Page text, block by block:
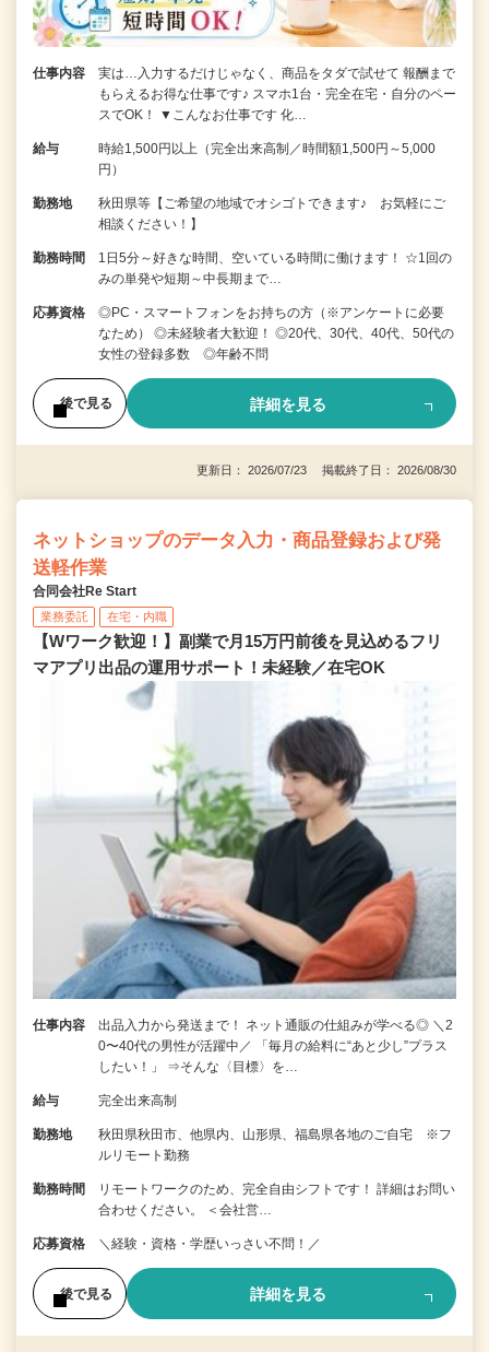
仕事内容
実は…入力するだけじゃなく、商品をタダで試せて 報酬まで
もらえるお得な仕事です♪ スマホ1台・完全在宅・自分のペー
スでOK！ ▼こんなお仕事です 化…
給与
時給1,500円以上（完全出来高制／時間額1,500円～5,000
円）
勤務地
秋田県等【ご希望の地域でオシゴトできます♪ お気軽にご
相談ください！】
勤務時間
1日5分～好きな時間、空いている時間に働けます！ ☆1回の
みの単発や短期～中長期まで…
応募資格
◎PC・スマートフォンをお持ちの方（※アンケートに必要
なため） ◎未経験者大歓迎！ ◎20代、30代、40代、50代の
女性の登録多数 ◎年齢不問
後で見る 詳細を見る
更新日： 2026/07/23 掲載終了日： 2026/08/30
ネットショップのデータ入力・商品登録および発
送軽作業
合同会社Re Start
業務委託 在宅・内職
【Wワーク歓迎！】副業で月15万円前後を見込めるフリ
マアプリ出品の運用サポート！未経験／在宅OK
仕事内容
出品入力から発送まで！ ネット通販の仕組みが学べる◎ ＼2
0〜40代の男性が活躍中／ 「毎月の給料に“あと少し”プラス
したい！」 ⇒そんな〈目標〉を…
給与 完全出来高制
勤務地
秋田県秋田市、他県内、山形県、福島県各地のご自宅 ※フ
ルリモート勤務
勤務時間
リモートワークのため、完全自由シフトです！ 詳細はお問い
合わせください。 ＜会社営…
応募資格 ＼経験・資格・学歴いっさい不問！／
後で見る 詳細を見る